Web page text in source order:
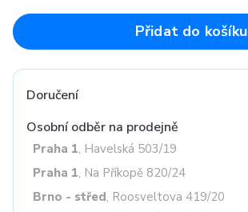
Přidat do košíku
Doručení
Osobní odběr na prodejně
Praha 1, Havelská 503/19
Praha 1, Na Příkopě 820/24
Brno - střed, Roosveltova 419/20